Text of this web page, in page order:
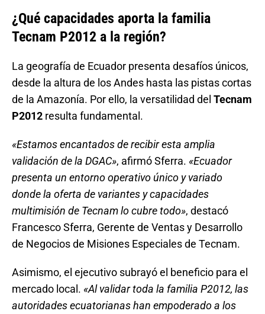
¿Qué capacidades aporta la familia
Tecnam P2012 a la región?
La geografía de Ecuador presenta desafíos únicos,
desde la altura de los Andes hasta las pistas cortas
de la Amazonía. Por ello, la versatilidad del Tecnam
P2012 resulta fundamental.
«Estamos encantados de recibir esta amplia
validación de la DGAC» , afirmó Sferra. «Ecuador
presenta un entorno operativo único y variado
donde la oferta de variantes y capacidades
multimisión de Tecnam lo cubre todo» , destacó
Francesco Sferra, Gerente de Ventas y Desarrollo
de Negocios de Misiones Especiales de Tecnam.
Asimismo, el ejecutivo subrayó el beneficio para el
mercado local. «Al validar toda la familia P2012, las
autoridades ecuatorianas han empoderado a los